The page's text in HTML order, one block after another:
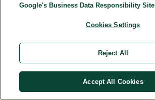
ac
as
Google's Business Data Responsibility Site
Cookies Settings
Reject All
Accept All Cookies